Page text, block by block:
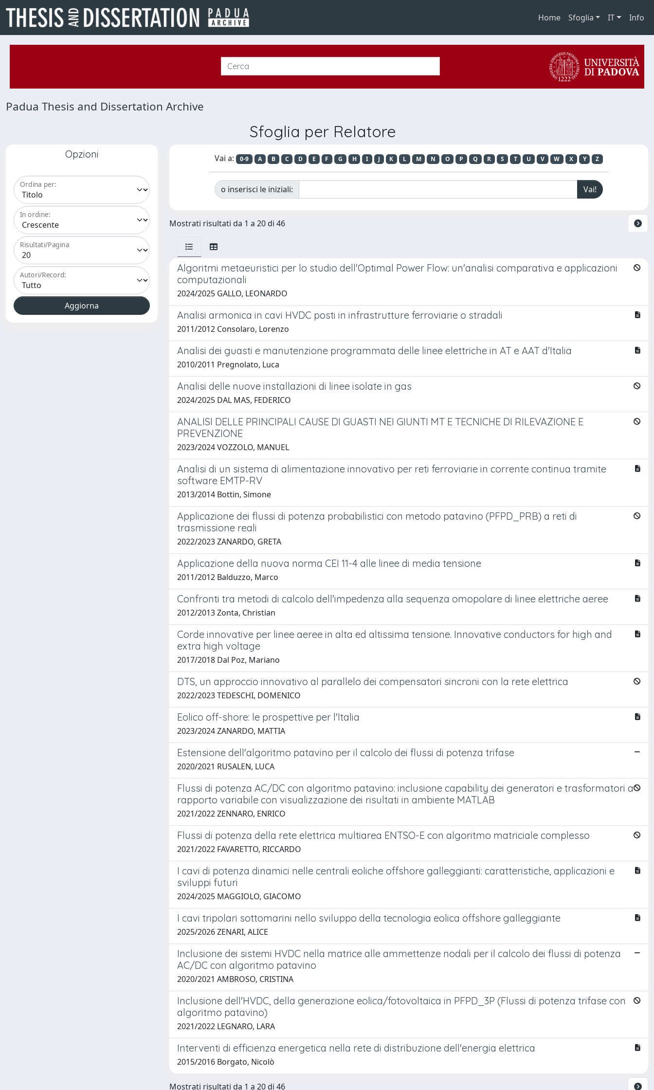
Home Sfoglia IT Info
Padua Thesis and Dissertation Archive
Sfoglia per Relatore
Opzioni
Ordina per:
In ordine:
Risultati/Pagina
Autori/Record:
Vai a: 0-9 A B C D E F G H I J K L M N O P Q R S T U V W X Y Z
o inserisci le iniziali:
Mostrati risultati da 1 a 20 di 46
Algoritmi metaeuristici per lo studio dell'Optimal Power Flow: un'analisi comparativa e applicazioni
computazionali
2024/2025 GALLO, LEONARDO
Analisi armonica in cavi HVDC posti in infrastrutture ferroviarie o stradali
2011/2012 Consolaro, Lorenzo
Analisi dei guasti e manutenzione programmata delle linee elettriche in AT e AAT d'Italia
2010/2011 Pregnolato, Luca
Analisi delle nuove installazioni di linee isolate in gas
2024/2025 DAL MAS, FEDERICO
ANALISI DELLE PRINCIPALI CAUSE DI GUASTI NEI GIUNTI MT E TECNICHE DI RILEVAZIONE E
PREVENZIONE
2023/2024 VOZZOLO, MANUEL
Analisi di un sistema di alimentazione innovativo per reti ferroviarie in corrente continua tramite
software EMTP-RV
2013/2014 Bottin, Simone
Applicazione dei flussi di potenza probabilistici con metodo patavino (PFPD_PRB) a reti di
trasmissione reali
2022/2023 ZANARDO, GRETA
Applicazione della nuova norma CEI 11-4 alle linee di media tensione
2011/2012 Balduzzo, Marco
Confronti tra metodi di calcolo dell'impedenza alla sequenza omopolare di linee elettriche aeree
2012/2013 Zonta, Christian
Corde innovative per linee aeree in alta ed altissima tensione. Innovative conductors for high and
extra high voltage
2017/2018 Dal Poz, Mariano
DTS, un approccio innovativo al parallelo dei compensatori sincroni con la rete elettrica
2022/2023 TEDESCHI, DOMENICO
Eolico off-shore: le prospettive per l'Italia
2023/2024 ZANARDO, MATTIA
Estensione dell'algoritmo patavino per il calcolo dei flussi di potenza trifase
2020/2021 RUSALEN, LUCA
Flussi di potenza AC/DC con algoritmo patavino: inclusione capability dei generatori e trasformatori a
rapporto variabile con visualizzazione dei risultati in ambiente MATLAB
2021/2022 ZENNARO, ENRICO
Flussi di potenza della rete elettrica multiarea ENTSO-E con algoritmo matriciale complesso
2021/2022 FAVARETTO, RICCARDO
I cavi di potenza dinamici nelle centrali eoliche offshore galleggianti: caratteristiche, applicazioni e
sviluppi futuri
2024/2025 MAGGIOLO, GIACOMO
I cavi tripolari sottomarini nello sviluppo della tecnologia eolica offshore galleggiante
2025/2026 ZENARI, ALICE
Inclusione dei sistemi HVDC nella matrice alle ammettenze nodali per il calcolo dei flussi di potenza
AC/DC con algoritmo patavino
2020/2021 AMBROSO, CRISTINA
Inclusione dell'HVDC, della generazione eolica/fotovoltaica in PFPD_3P (Flussi di potenza trifase con
algoritmo patavino)
2021/2022 LEGNARO, LARA
Interventi di efficienza energetica nella rete di distribuzione dell'energia elettrica
2015/2016 Borgato, Nicolò
Mostrati risultati da 1 a 20 di 46